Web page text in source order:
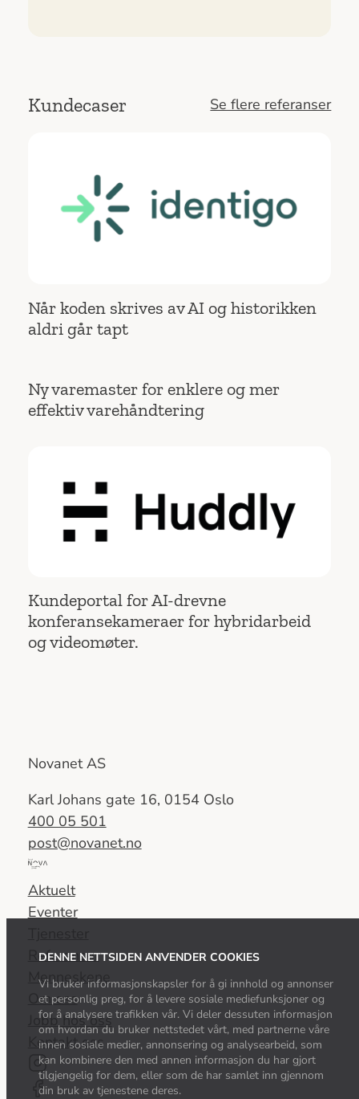
DENNE NETTSIDEN ANVENDER COOKIES
Vi bruker informasjonskapsler for å gi innhold og annonser
et personlig preg, for å levere sosiale mediefunksjoner og
for å analysere trafikken vår. Vi deler dessuten informasjon
om hvordan du bruker nettstedet vårt, med partnerne våre
innen sosiale medier, annonsering og analysearbeid, som
kan kombinere den med annen informasjon du har gjort
tilgjengelig for dem, eller som de har samlet inn gjennom
din bruk av tjenestene deres.
Kundecaser Se flere referanser
Når koden skrives av AI og historikken
aldri går tapt
Ny varemaster for enklere og mer
effektiv varehåndtering
Kundeportal for AI-drevne
konferansekameraer for hybridarbeid
og videomøter.
Novanet AS
Karl Johans gate 16, 0154 Oslo
400 05 501
post@novanet.no
Del
av
Nova
Group
Aktuelt
Eventer
Referanser
Menneskene
Om oss
Jobb hos oss
Kontakt oss